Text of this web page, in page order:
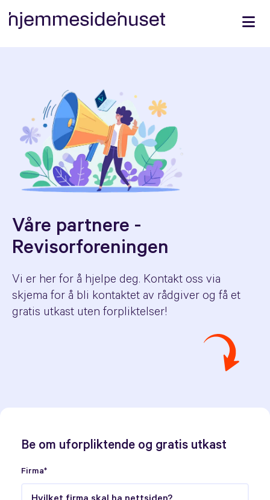
Våre partnere -
Revisorforeningen
Vi er her for å hjelpe deg. Kontakt oss via
skjema for å bli kontaktet av rådgiver og få et
gratis utkast uten forpliktelser!
Be om uforpliktende og gratis utkast
Firma*